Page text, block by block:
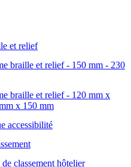
et relief
braille et relief - 150 mm - 230
braille et relief - 120 mm x
x 150 mm
accessibilité
de classement hôtelier